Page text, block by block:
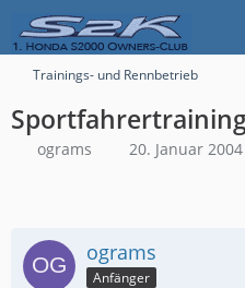
Trainings- und Rennbetrieb
ograms 20. Januar
ograms
Anfänger